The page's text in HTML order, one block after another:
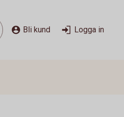
Bli kund Logga in